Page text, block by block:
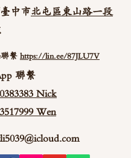
中市北屯區東山路一段
繫 https://lin.ee/87JLU7V
聯繫
Nick
Wen